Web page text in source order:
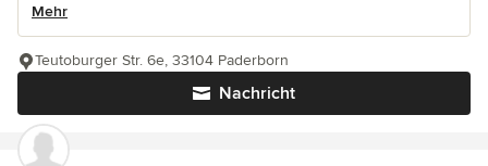
Mehr
Nachricht
Teutoburger Str. 6e, 33104 Paderborn